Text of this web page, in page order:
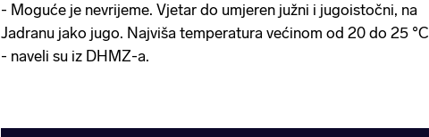
- Moguće je nevrijeme. Vjetar do umjeren južni i jugoistočni, na
Jadranu jako jugo. Najviša temperatura većinom od 20 do 25 °C
- naveli su iz DHMZ-a.